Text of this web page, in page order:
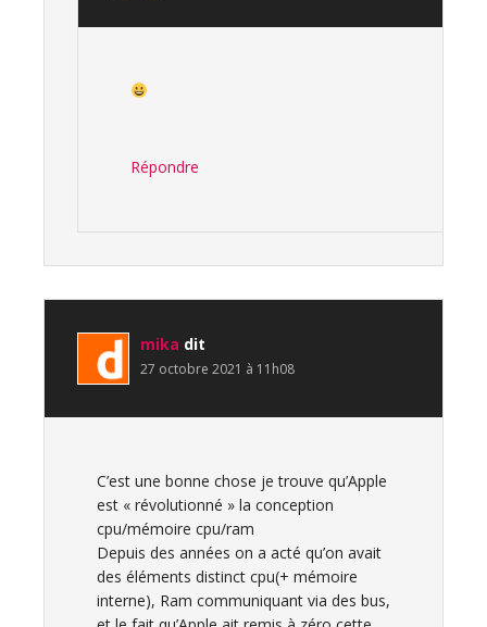
Répondre
mika dit
27 octobre 2021 à 11h08
C’est une bonne chose je trouve qu’Apple
est « révolutionné » la conception
cpu/mémoire cpu/ram
Depuis des années on a acté qu’on avait
des éléments distinct cpu(+ mémoire
interne), Ram communiquant via des bus,